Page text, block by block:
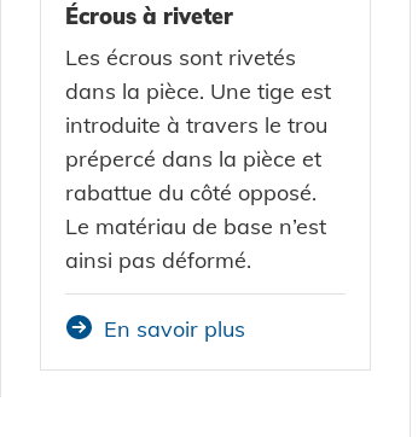
Écrous à riveter
Les écrous sont rivetés
dans la pièce. Une tige est
introduite à travers le trou
prépercé dans la pièce et
rabattue du côté opposé.
Le matériau de base n’est
ainsi pas déformé.
En savoir plus